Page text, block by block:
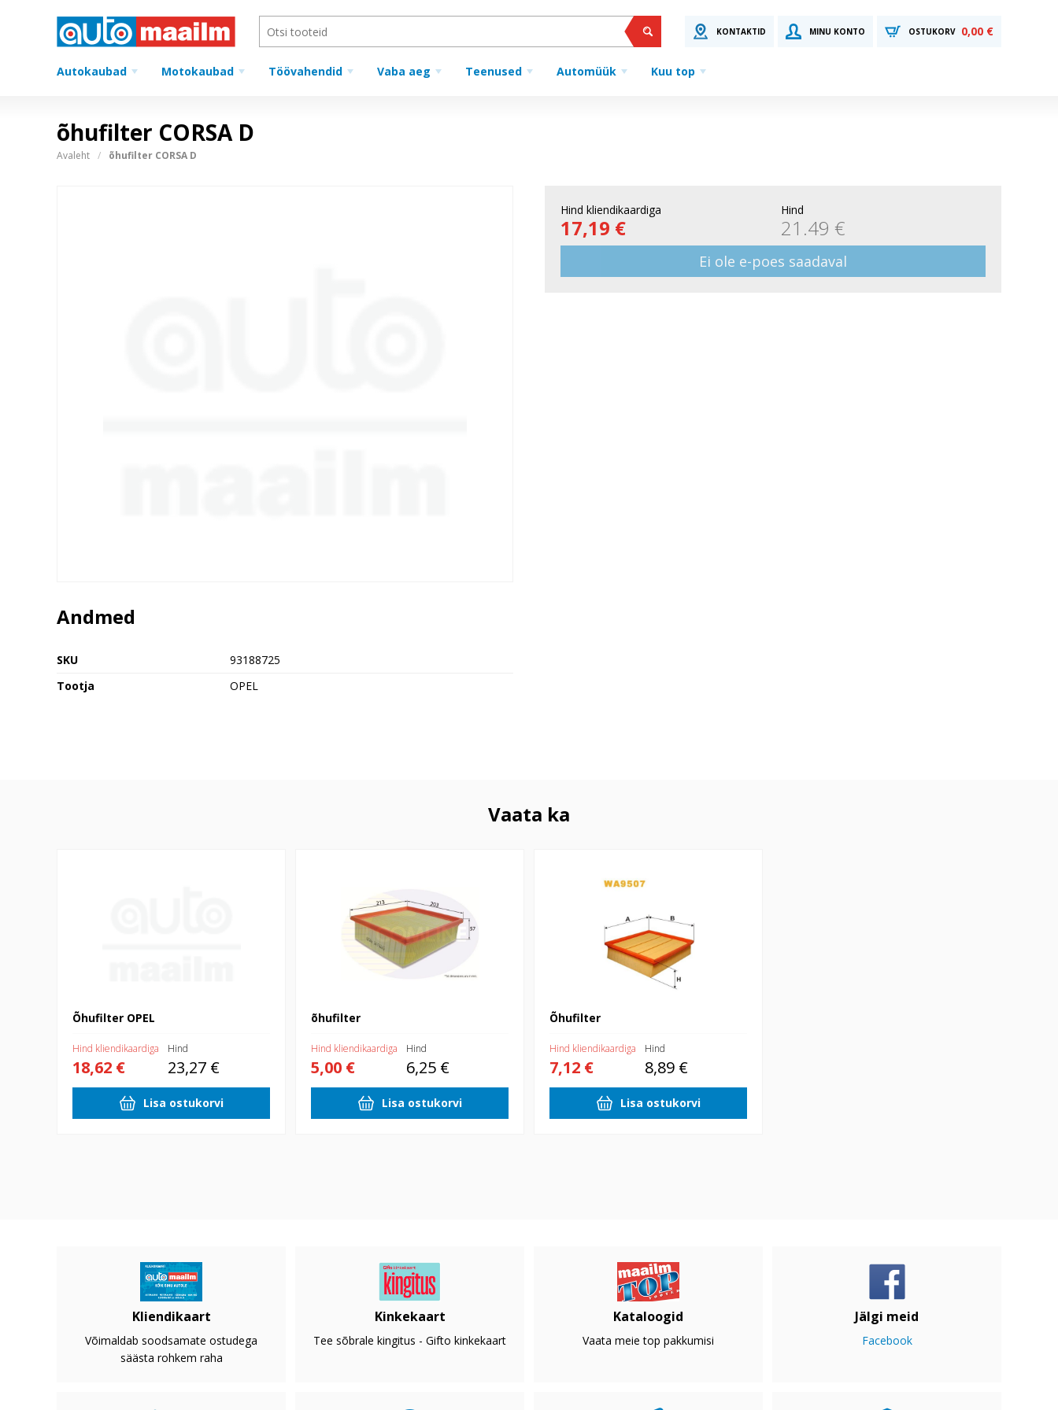
KONTAKTID MINU KONTO OSTUKORV 0,00 €
Autokaubad Motokaubad Töövahendid Vaba aeg Teenused Automüük Kuu top
õhufilter CORSA D
Avaleht õhufilter CORSA D
Hind kliendikaardiga
17,19 €
Hind
21.49 €
Ei ole e-poes saadaval
Andmed
SKU
93188725
Tootja
OPEL
Vaata ka
Õhufilter OPEL
Hind kliendikaardiga
18,62 €
Hind
23,27 €
Lisa ostukorvi
õhufilter
Hind kliendikaardiga
5,00 €
Hind
6,25 €
Lisa ostukorvi
Õhufilter
Hind kliendikaardiga
7,12 €
Hind
8,89 €
Lisa ostukorvi
Kliendikaart
Võimaldab soodsamate ostudega
säästa rohkem raha
Kinkekaart
Tee sõbrale kingitus - Gifto kinkekaart
Kataloogid
Vaata meie top pakkumisi
Jälgi meid
Facebook